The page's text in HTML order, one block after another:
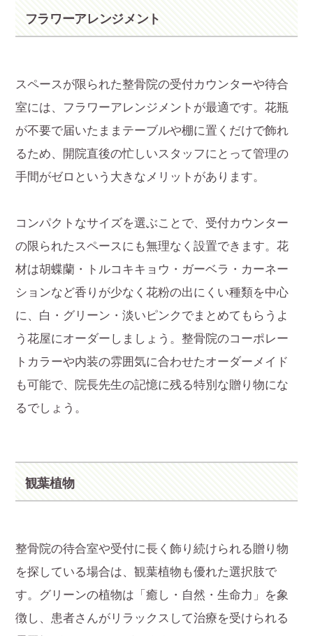
フラワーアレンジメント
スペースが限られた整骨院の受付カウンターや待合
室には、フラワーアレンジメントが最適です。花瓶
が不要で届いたままテーブルや棚に置くだけで飾れ
るため、開院直後の忙しいスタッフにとって管理の
手間がゼロという大きなメリットがあります。
コンパクトなサイズを選ぶことで、受付カウンター
の限られたスペースにも無理なく設置できます。花
材は胡蝶蘭・トルコキキョウ・ガーベラ・カーネー
ションなど香りが少なく花粉の出にくい種類を中心
に、白・グリーン・淡いピンクでまとめてもらうよ
う花屋にオーダーしましょう。整骨院のコーポレー
トカラーや内装の雰囲気に合わせたオーダーメイド
も可能で、院長先生の記憶に残る特別な贈り物にな
るでしょう。
観葉植物
整骨院の待合室や受付に長く飾り続けられる贈り物
を探している場合は、観葉植物も優れた選択肢で
す。グリーンの植物は「癒し・自然・生命力」を象
徴し、患者さんがリラックスして治療を受けられる